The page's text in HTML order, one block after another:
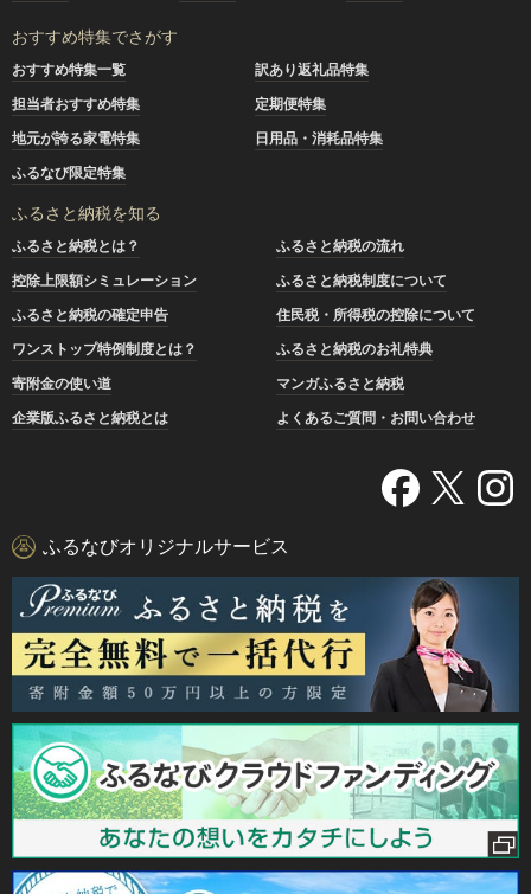
おすすめ特集でさがす
おすすめ特集一覧
訳あり返礼品特集
担当者おすすめ特集
定期便特集
地元が誇る家電特集
日用品・消耗品特集
ふるなび限定特集
ふるさと納税を知る
ふるさと納税とは？
ふるさと納税の流れ
控除上限額シミュレーション
ふるさと納税制度について
ふるさと納税の確定申告
住民税・所得税の控除について
ワンストップ特例制度とは？
ふるさと納税のお礼特典
寄附金の使い道
マンガふるさと納税
企業版ふるさと納税とは
よくあるご質問・お問い合わせ
ふるなびオリジナルサービス